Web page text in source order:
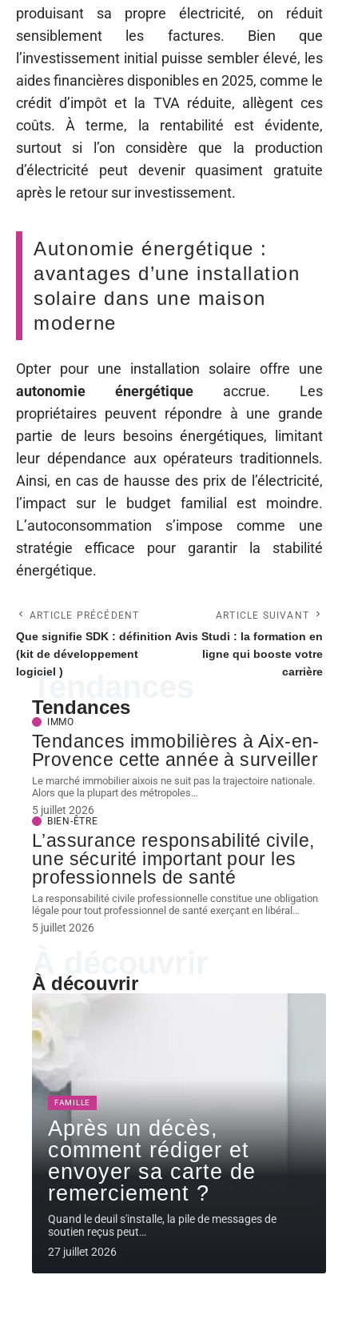
produisant sa propre électricité, on réduit
sensiblement les factures. Bien que
l’investissement initial puisse sembler élevé, les
aides financières disponibles en 2025, comme le
crédit d’impôt et la TVA réduite, allègent ces
coûts. À terme, la rentabilité est évidente,
surtout si l’on considère que la production
d’électricité peut devenir quasiment gratuite
après le retour sur investissement.
Autonomie énergétique :
avantages d’une installation
solaire dans une maison
moderne
Opter pour une installation solaire offre une
autonomie énergétique accrue. Les
propriétaires peuvent répondre à une grande
partie de leurs besoins énergétiques, limitant
leur dépendance aux opérateurs traditionnels.
Ainsi, en cas de hausse des prix de l’électricité,
l’impact sur le budget familial est moindre.
L’autoconsommation s’impose comme une
stratégie efficace pour garantir la stabilité
énergétique.
ARTICLE PRÉCÉDENT
Que signifie SDK : définition
(kit de développement
logiciel )
ARTICLE SUIVANT
Avis Studi : la formation en
ligne qui booste votre
carrière
Tendances
Tendances
IMMO
Tendances immobilières à Aix-en-
Provence cette année à surveiller
Le marché immobilier aixois ne suit pas la trajectoire nationale.
Alors que la plupart des métropoles…
5 juillet 2026
BIEN-ÊTRE
L’assurance responsabilité civile,
une sécurité important pour les
professionnels de santé
La responsabilité civile professionnelle constitue une obligation
légale pour tout professionnel de santé exerçant en libéral …
5 juillet 2026
À découvrir
FAMILLE
Après un décès,
comment rédiger et
envoyer sa carte de
remerciement ?
Quand le deuil s'installe, la pile de messages de
soutien reçus peut…
27 juillet 2026